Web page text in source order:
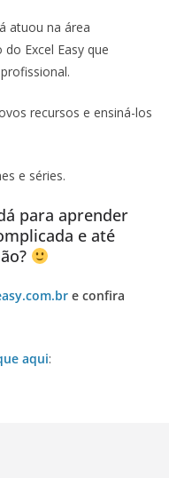
atuou na área
Excel Easy que
recursos e ensiná-los
e séries.
para aprender
e até
e confira
aqui: